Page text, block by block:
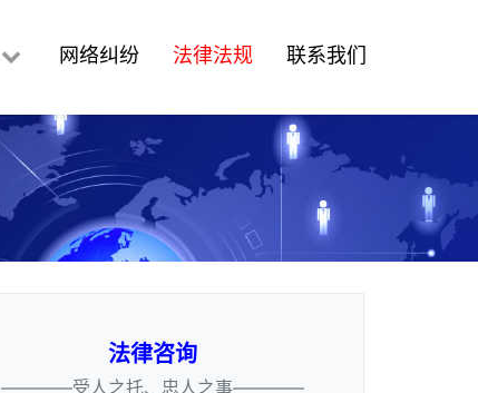
网络纠纷 法律法规 联系我们
法律咨询
————受人之托、忠人之事————